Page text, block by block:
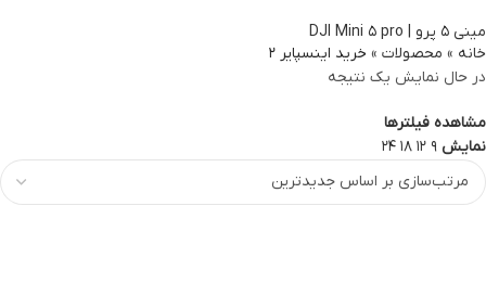
مینی ۵ پرو | DJI Mini ۵ pro
خانه » محصولات » خرید اینسپایر 2
در حال نمایش یک نتیجه
مشاهده فیلترها
نمایش 9
12
18
24